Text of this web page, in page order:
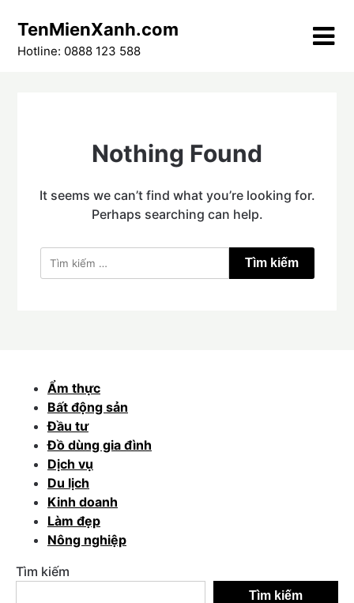
content
TenMienXanh.com
Hotline: 0888 123 588
Nothing Found
It seems we can’t find what you’re looking for.
Perhaps searching can help.
Tìm
kiếm
Ẩm thực
Bất động sản
Đầu tư
Đồ dùng gia đình
Dịch vụ
Du lịch
Kinh doanh
Làm đẹp
Nông nghiệp
Tìm kiếm
Tìm kiếm